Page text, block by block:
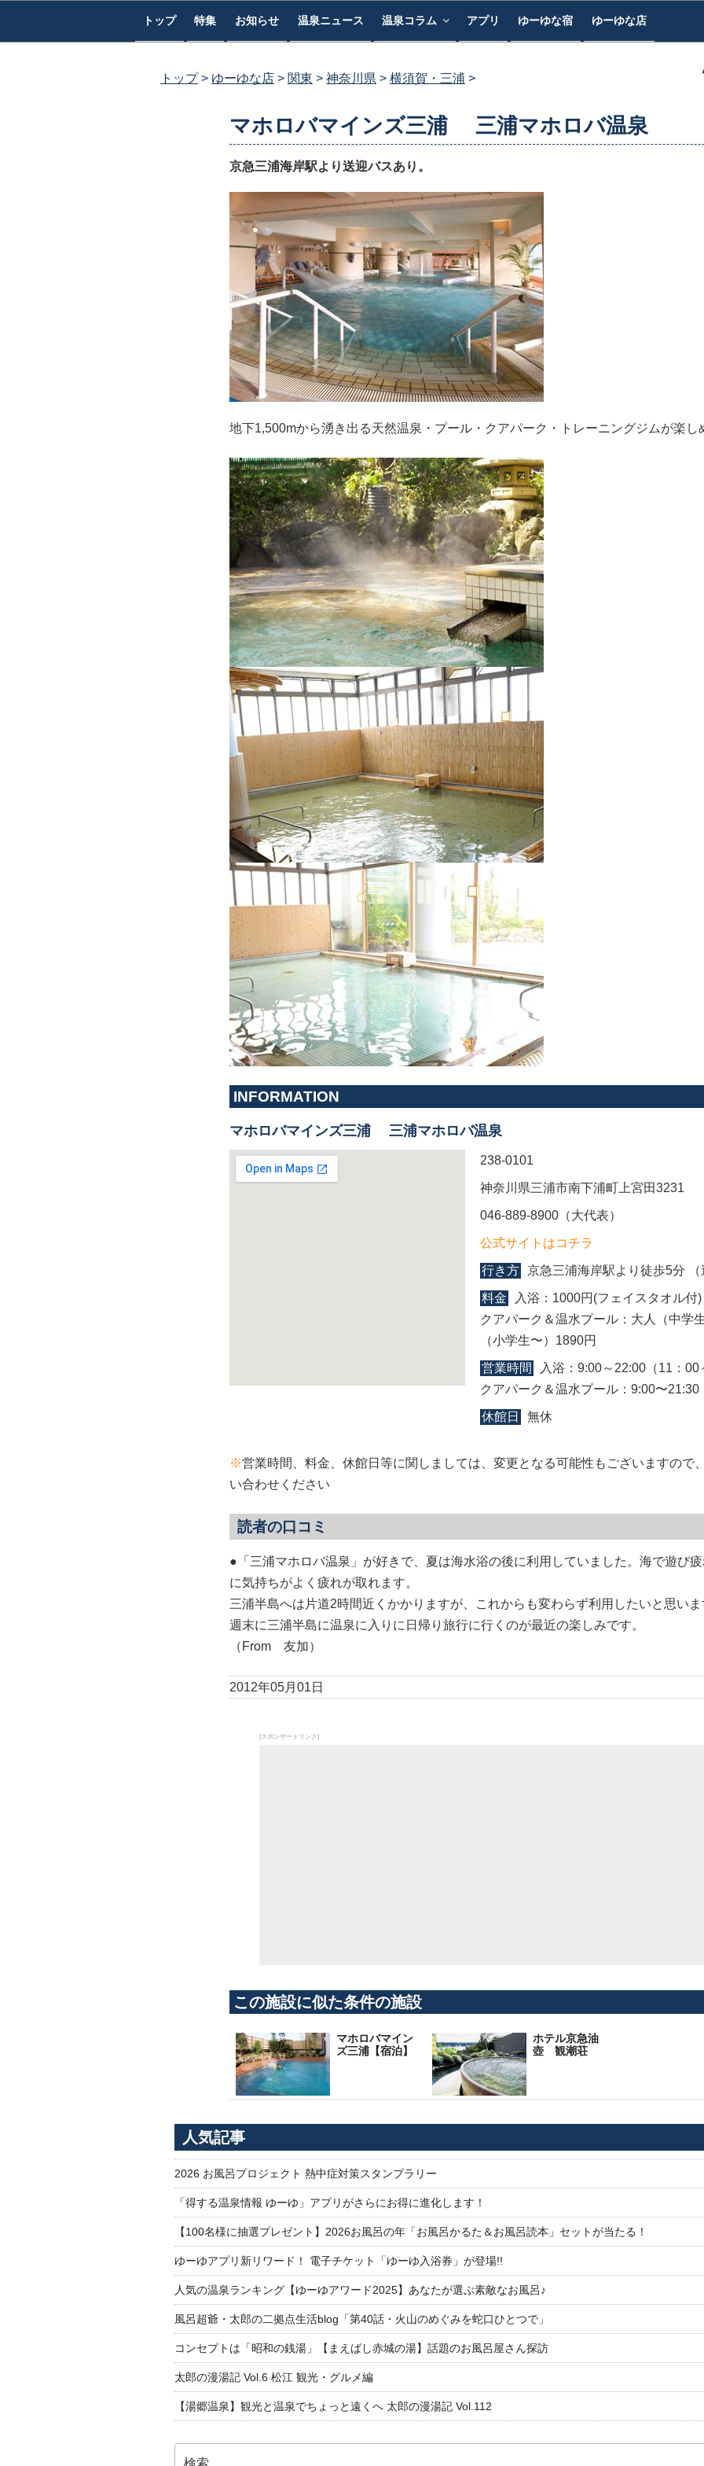
トップ 特集 お知らせ 温泉ニュース 温泉コラム アプリ ゆーゆな宿 ゆーゆな店
トップ ゆーゆな店 関東 神奈川県 横須賀・三浦
マホロバマインズ三浦 三浦マホロバ温泉
京急三浦海岸駅より送迎バスあり。
地下1,500mから湧き出る天然温泉・プール・クアパーク・トレーニングジムが楽し
INFORMATION
マホロバマインズ三浦 三浦マホロバ温泉
238-0101
神奈川県三浦市南下浦町上宮田3231
046-889-8900（大代表）
公式サイトはコチラ
行き方 京急三浦海岸駅より徒歩5分
料金
入浴：1000円(フェイスタオル付)
クアパーク＆温水プール：大人（中
（小学生〜）1890円
営業時間
入浴：9:00～22:00（11：
クアパーク＆温水プール：9:00〜
休館日 無休
※営業時間、料金、休館日等に関しましては、変更となる可能性もございますので
い合わせください
読者の口コミ
●「三浦マホロバ温泉」が好きで、夏は海水浴の後に利用していました。海で遊び
に気持ちがよく疲れが取れます。
三浦半島へは片道2時間近くかかりますが、これからも変わらず利用したいと思い
週末に三浦半島に温泉に入りに日帰り旅行に行くのが最近の楽しみです。
（From 友加）
2012年05月01日
[スポンサードリンク]
この施設に似た条件の施設
マホロバマイン
ズ三浦【宿泊】
ホテル京急油
壺 観潮荘
人気記事
2026 お風呂プロジェクト 熱中症対策スタンプラリー
「得する温泉情報 ゆーゆ」アプリがさらにお得に進化します！
【100名様に抽選プレゼント】2026お風呂の年「お風呂かるた＆お風呂読本」セットが当たる！
ゆーゆアプリ新リワード！ 電子チケット「ゆーゆ入浴券」が登場!!
人気の温泉ランキング【ゆーゆアワード2025】あなたが選ぶ素敵なお風呂♪
風呂超爺・太郎の二拠点生活blog「第40話・火山のめぐみを蛇口ひとつで」
コンセプトは「昭和の銭湯」【まえばし赤城の湯】話題のお風呂屋さん探訪
太郎の漫湯記 Vol.6 松江 観光・グルメ編
【湯郷温泉】観光と温泉でちょっと遠くへ 太郎の漫湯記 Vol.112